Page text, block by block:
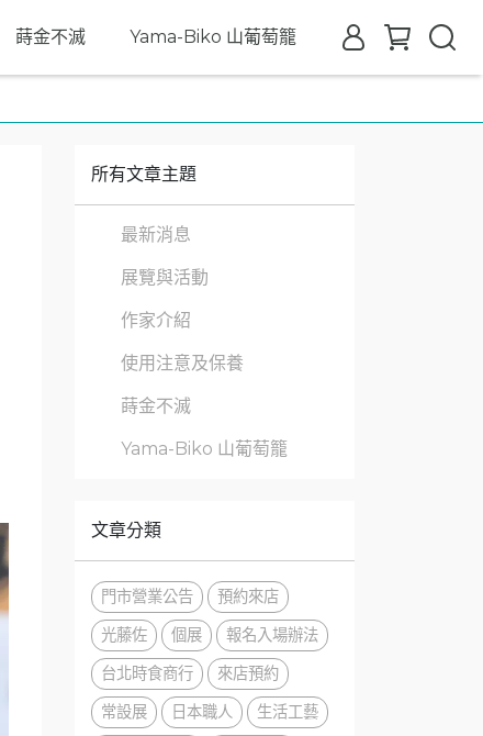
蒔金不滅 Yama-Biko 山葡萄籠
所有文章主題
最新消息
展覽與活動
作家介紹
使用注意及保養
蒔金不滅
Yama-Biko 山葡萄籠
文章分類
門市營業公告
預約來店
光藤佐
個展
報名入場辦法
台北時食商行
來店預約
常設展
日本職人
生活工藝